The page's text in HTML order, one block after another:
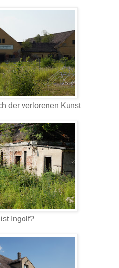
der verlorenen Kunst
Ingolf?